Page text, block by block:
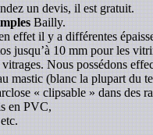
un devis, il est gratuit.
Bailly.
effet il y a différentes
jusqu’à 10 mm pour les
Nous possédons
mastic (blanc la plupart du
« clipsable » dans des
en PVC,